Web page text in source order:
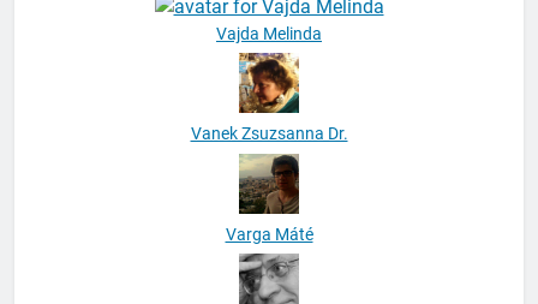
Vajda Melinda
Vanek Zsuzsanna Dr.
Varga Máté